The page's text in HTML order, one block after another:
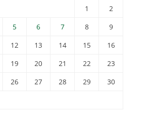
1
2
5 6 7 8
9
12 13 14 15
16
19 20 21 22
23
26 27 28 29
30